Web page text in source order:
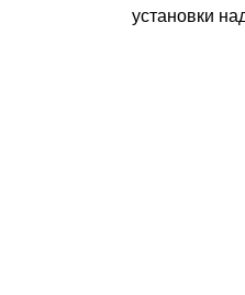
установки